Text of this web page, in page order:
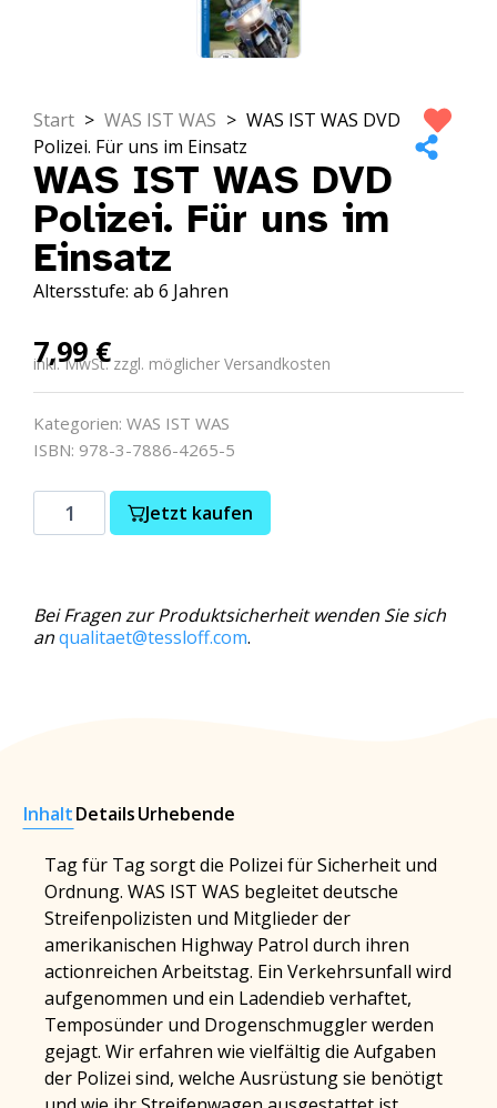
Start > WAS IST WAS > WAS IST WAS DVD
Polizei. Für uns im Einsatz
WAS IST WAS DVD
Polizei. Für uns im
Einsatz
Altersstufe: ab 6 Jahren
7,99€
inkl. MwSt. zzgl. möglicher Versandkosten
Kategorien: WAS IST WAS
ISBN: 978-3-7886-4265-5
Jetzt kaufen
Bei Fragen zur Produktsicherheit wenden Sie sich
anqualitaet@tessloff.com.
InhaltDetailsUrhebende
Tag für Tag sorgt die Polizei für Sicherheit und
Ordnung. WAS IST WAS begleitet deutsche
Streifenpolizisten und Mitglieder der
amerikanischen Highway Patrol durch ihren
actionreichen Arbeitstag. Ein Verkehrsunfall wird
aufgenommen und ein Ladendieb verhaftet,
Temposünder und Drogenschmuggler werden
gejagt. Wir erfahren wie vielfältig die Aufgaben
der Polizei sind, welche Ausrüstung sie benötigt